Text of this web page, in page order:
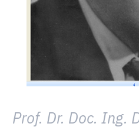
Prof. Dr. Doc. Ing.